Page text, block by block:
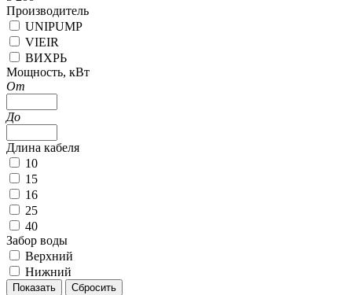
Производитель
UNIPUMP
VIEIR
ВИХРЬ
Мощность, кВт
От
До
Длина кабеля
10
15
16
25
40
Забор воды
Верхний
Нижний